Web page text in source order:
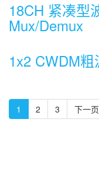
18CH 紧凑型
Mux/Demux
1x2 CWDM
1
2 3 下一页